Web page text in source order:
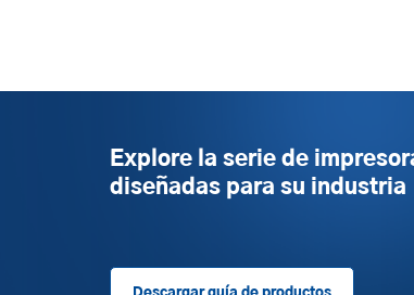
Explore la serie de
diseñadas para su industria